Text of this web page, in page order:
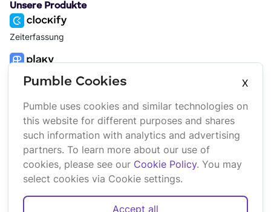
Unsere Produkte
Zeiterfassung
Projektmanagement
Plattform
Suite
Marketplace
Updates
Unternehmen
Über uns
Affiliate
Brand
Pumble Cookies
X
Pumble uses cookies and similar technologies on
this website for different purposes and shares
such information with analytics and advertising
partners. To learn more about our use of
cookies, please see our Cookie Policy. You may
select cookies via Cookie settings.
Accept all